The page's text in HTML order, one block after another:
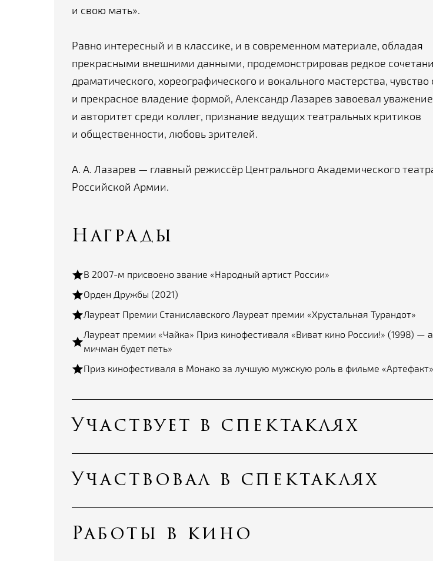
и свою мать».
Равно интересный и в классике, и в современном материале, обладая
прекрасными внешними данными, продемонстрировав редкое
драматического, хореографического и вокального мастерства, чувство
и прекрасное владение формой, Александр Лазарев завоевал уважение
и авторитет среди коллег, признание ведущих театральных критиков
и общественности, любовь зрителей.
А. А. Лазарев — главный режиссёр Центрального Академического
Российской Армии.
Награды
В 2007-м присвоено звание «Народный артист России»
Орден Дружбы (2021)
Лауреат Премии Станиславского Лауреат премии «Хрустальная Турандот»
Лауреат премии «Чайка» Приз кинофестиваля «Виват кино России!» (1998) —
мичман будет петь»
Приз кинофестиваля в Монако за лучшую мужскую роль в фильме «Артефакт»
Участвует в спектаклях
Участвовал в спектаклях
Работы в кино